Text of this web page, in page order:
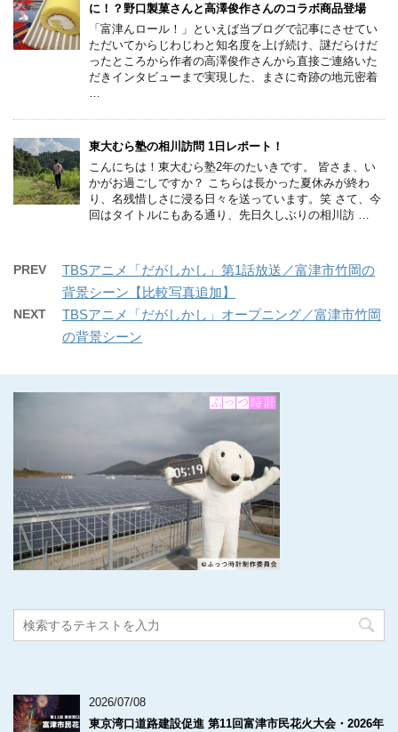
に！？野口製菓さんと高澤俊作さんのコラボ商品登場
「富津んロール！」といえば当ブログで記事にさせてい
ただいてからじわじわと知名度を上げ続け、謎だらけだ
ったところから作者の高澤俊作さんから直接ご連絡いた
だきインタビューまで実現した、まさに奇跡の地元密着
東大むら塾の相川訪問 1日レポート！
こんにちは！東大むら塾2年のたいきです。 皆さま、い
かがお過ごしですか？ こちらは長かった夏休みが終わ
り、名残惜しさに浸る日々を送っています。笑 さて、今
回はタイトルにもある通り、先日久しぶりの相川訪 …
PREV
TBSアニメ「だがしかし」第1話放送／富津市竹岡の
背景シーン【比較写真追加】
NEXT
TBSアニメ「だがしかし」オープニング／富津市竹岡
の背景シーン
2026/07/08
東京湾口道路建設促進 第11回富津市民花火大会・2026年